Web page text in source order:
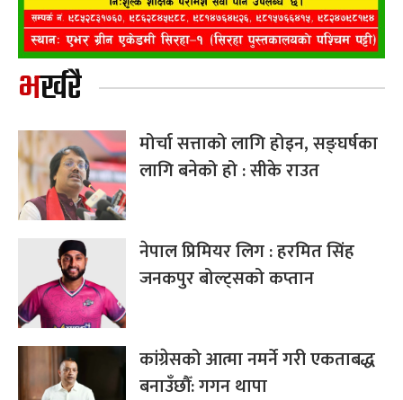
भर्खरै
मोर्चा सत्ताको लागि होइन, सङ्घर्षका
लागि बनेको हो : सीके राउत
नेपाल प्रिमियर लिग : हरमित सिंह
जनकपुर बोल्ट्सको कप्तान
कांग्रेसको आत्मा नमर्ने गरी एकताबद्ध
बनाउँछौँ: गगन थापा